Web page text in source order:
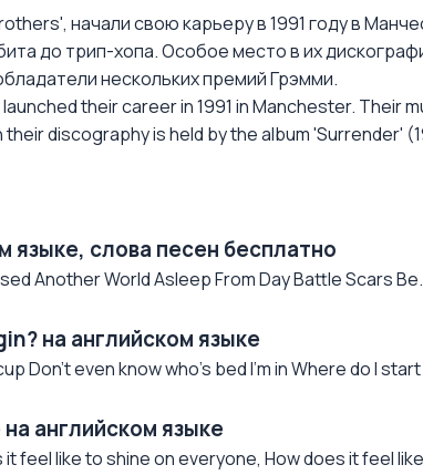
начали свою карьеру в 1991 году в
до трип-хопа. Особое место в их
нескольких премий Грэмми.
their career in 1991 in Manchester. Their
discography is held by the album 'Surrender'
языке, слова песен бесплатно
Another World Asleep From Day Battle Scars
на английском языке
Don't even know who's bed I'm in Where do I
английском языке
feel like to shine on everyone, How does it feel